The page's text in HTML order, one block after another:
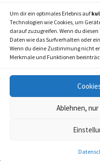
Um dir ein optimales Erlebnis auf
Technologien wie Cookies, um
darauf zuzugreifen. Wenn du
Daten wie das Surfverhalten oder
Wenn du deine Zustimmung nicht
Merkmale und Funktionen
Ablehnen,